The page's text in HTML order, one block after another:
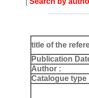
title of the
Publication
Author :
Catalogue type